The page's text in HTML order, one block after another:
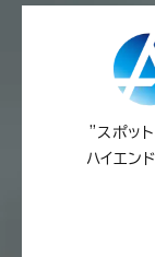
"スポッ
ハイエン